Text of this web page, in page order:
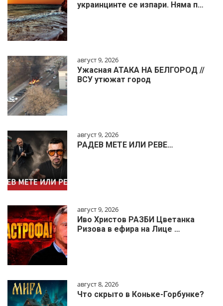
украинцинте се изпари. Няма п…
август 9, 2026
Ужасная АТАКА НА БЕЛГОРОД //
ВСУ утюжат город
август 9, 2026
РАДЕВ МЕТЕ ИЛИ РЕВЕ…
август 9, 2026
Иво Христов РАЗБИ Цветанка
Ризова в ефира на Лице …
август 8, 2026
Что скрыто в Коньке-Горбунке?